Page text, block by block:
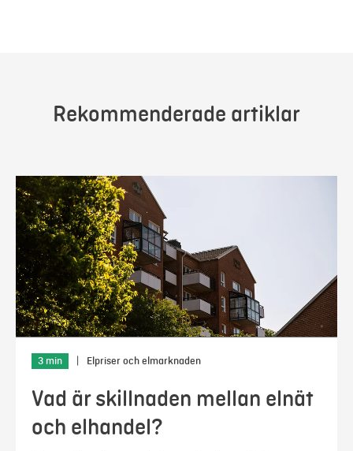
Rekommenderade artiklar
3 min Elpriser och elmarknaden
Vad är skillnaden mellan elnät
och elhandel?